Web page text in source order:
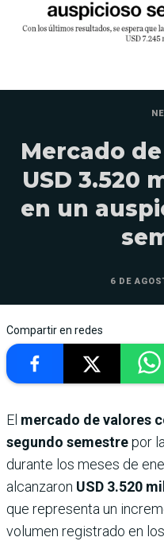
Mercado
USD 3.520
en un
6 DE
Compartir en redes
El mercado de valores
segundo semestrepor
durante los meses de
alcanzaron USD 3.520
que representa un
volumen registrado en